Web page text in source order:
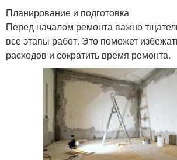
Планирование и подготовка
Перед началом ремонта важно
все этапы работ. Это поможет
расходов и сократить время ремонта.